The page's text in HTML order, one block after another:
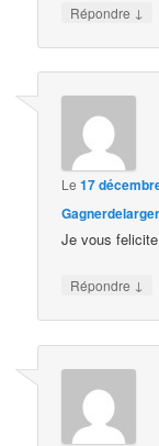
Répondre ↓
Le17
Je vous
Répondre ↓